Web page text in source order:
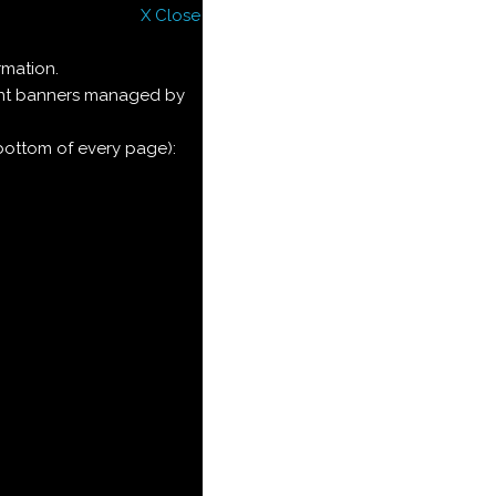
X Close
banners managed by
of every page):